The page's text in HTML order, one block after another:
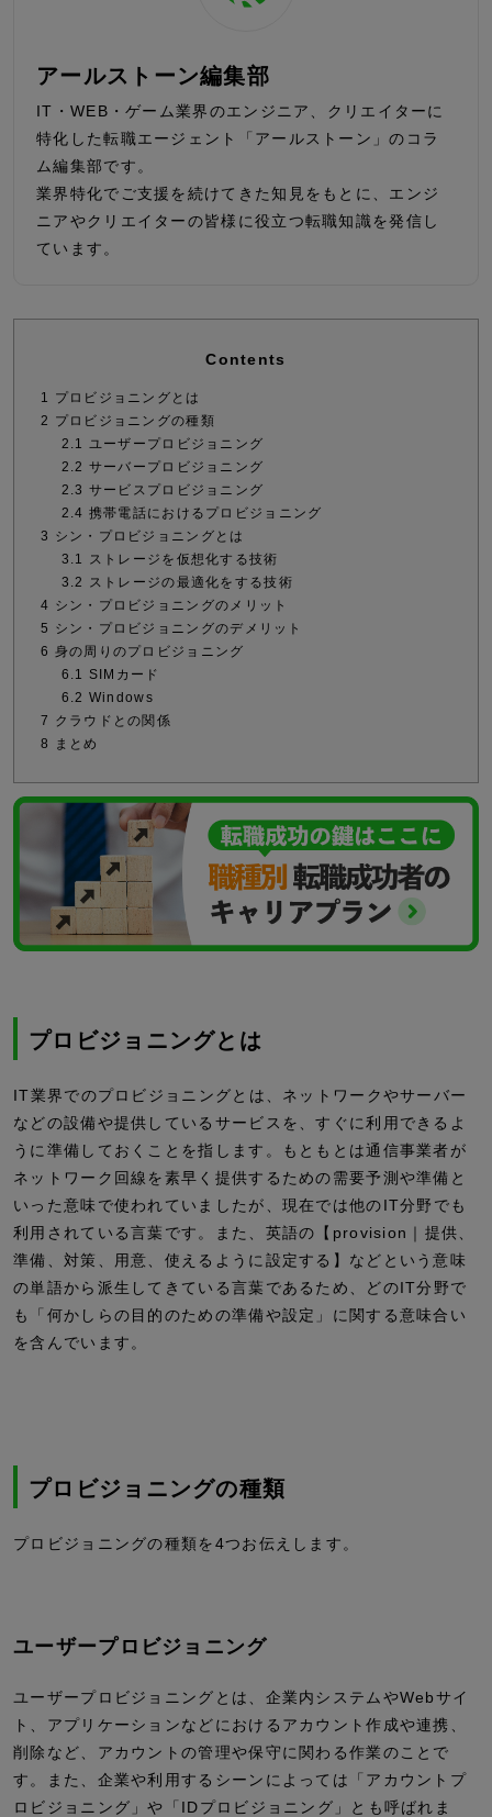
アールストーン編集部
IT・WEB・ゲーム業界のエンジニア、クリエイターに
特化した転職エージェント「アールストーン」のコラ
ム編集部です。
業界特化でご支援を続けてきた知見をもとに、エンジ
ニアやクリエイターの皆様に役立つ転職知識を発信し
ています。
Contents
1 プロビジョニングとは
2 プロビジョニングの種類
2.1 ユーザープロビジョニング
2.2 サーバープロビジョニング
2.3 サービスプロビジョニング
2.4 携帯電話におけるプロビジョニング
3 シン・プロビジョニングとは
3.1 ストレージを仮想化する技術
3.2 ストレージの最適化をする技術
4 シン・プロビジョニングのメリット
5 シン・プロビジョニングのデメリット
6 身の周りのプロビジョニング
6.1 SIMカード
6.2 Windows
7 クラウドとの関係
8
まとめ
プロビジョニングとは
IT業界でのプロビジョニングとは、ネットワークやサーバー
などの設備や提供しているサービスを、すぐに利用できるよ
うに準備しておくことを指します。もともとは通信事業者が
ネットワーク回線を素早く提供するための需要予測や準備と
いった意味で使われていましたが、現在では他のIT分野でも
利用されている言葉です。また、英語の【provision｜提供、
準備、対策、用意、使えるように設定する】などという意味
の単語から派生してきている言葉であるため、どのIT分野で
も「何かしらの目的のための準備や設定」に関する意味合い
を含んでいます。
プロビジョニングの種類
プロビジョニングの種類を4つお伝えします。
ユーザープロビジョニング
ユーザープロビジョニングとは、企業内システムやWebサイ
ト、アプリケーションなどにおけるアカウント作成や連携、
削除など、アカウントの管理や保守に関わる作業のことで
す。また、企業や利用するシーンによっては「アカウントプ
ロビジョニング」や「IDプロビジョニング」とも呼ばれま